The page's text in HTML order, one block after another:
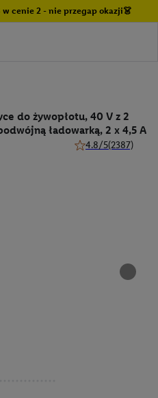
cenie 2 - nie przegap okazji👗
do żywopłotu, 40 V z 2
ładowarką, 2 x 4,5 A
4.8/5(2387)